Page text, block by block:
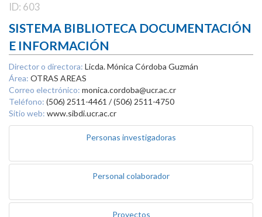
ID: 603
SISTEMA BIBLIOTECA DOCUMENTACIÓN
E INFORMACIÓN
Director o directora: Licda. Mónica Córdoba Guzmán
Área: OTRAS AREAS
Correo electrónico: monica.cordoba@ucr.ac.cr
Teléfono: (506) 2511-4461 / (506) 2511-4750
Sitio web: www.sibdi.ucr.ac.cr
Personas investigadoras
Personal colaborador
Proyectos